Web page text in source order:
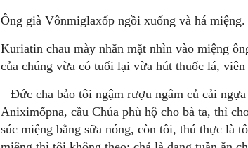
Ông già Vônmiglaxốp ngồi xuống và há miệng.
Kuriatin chau mày nhăn mặt nhìn vào miệng
của chúng vừa có tuổi lại vừa hút thuốc lá,
– Đức cha bảo tôi ngậm rượu ngâm củ cải
Aniximốpna, cầu Chúa phù hộ cho bà ta, thì
súc miệng bằng sữa nóng, còn tôi, thú thực là